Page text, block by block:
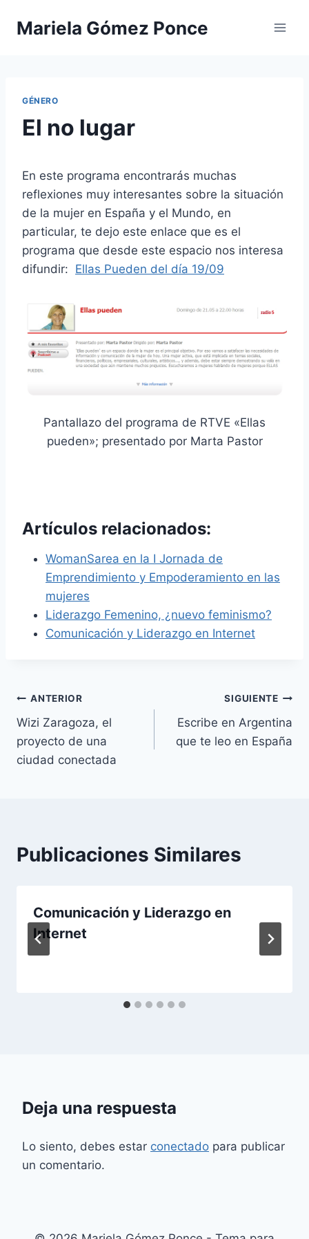
Mariela Gómez Ponce
GÉNERO
El no lugar
En este programa encontrarás muchas
reflexiones muy interesantes sobre la situación
de la mujer en España y el Mundo, en
particular, te dejo este enlace que es el
programa que desde este espacio nos interesa
difundir: Ellas Pueden del día 19/09
Pantallazo del programa de RTVE «Ellas
pueden»; presentado por Marta Pastor
Artículos relacionados:
WomanSarea en la I Jornada de
Emprendimiento y Empoderamiento en las
mujeres
Liderazgo Femenino, ¿nuevo feminismo?
Comunicación y Liderazgo en Internet
Navegación
de
entradas
ANTERIOR
Wizi Zaragoza, el
proyecto de una
ciudad conectada
SIGUIENTE
Escribe en Argentina
que te leo en España
Publicaciones Similares
Comunicación y Liderazgo en
Internet
Deja una respuesta
Lo siento, debes estar conectado para publicar
un comentario.